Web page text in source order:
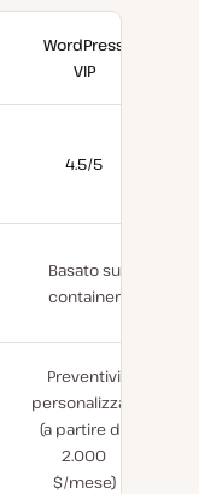
WordPress
VIP
4.5/5
Basato su
container
Preventivi
personalizzati
(a partire da
2.000
$/mese)